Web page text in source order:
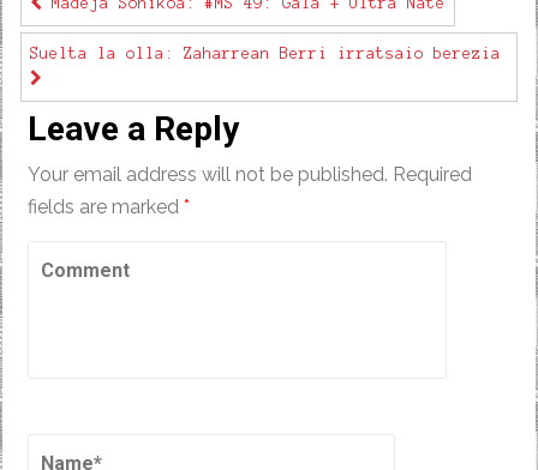
Madeja Sonikoa: #MS 49: Gala + Ultra Naté
Suelta la olla: Zaharrean Berri irratsaio berezia
Leave a Reply
Your email address will not be published. Required
fields are marked*